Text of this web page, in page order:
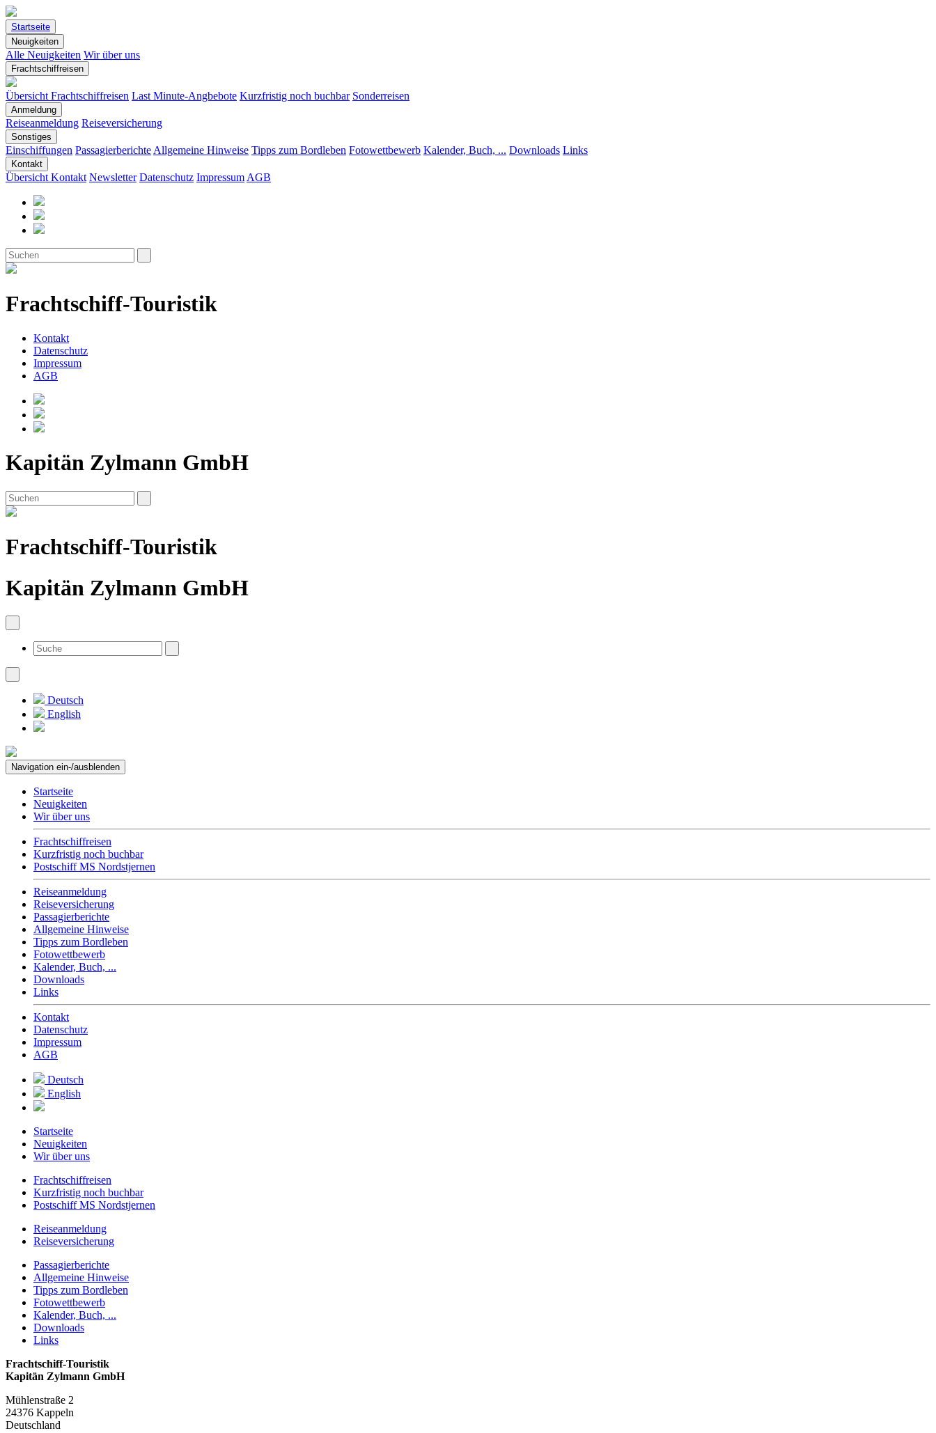
Startseite
Neuigkeiten
Alle Neuigkeiten Wir über uns
Frachtschiffreisen
Übersicht Frachtschiffreisen Last Minute-Angbebote Kurzfristig noch buchbar Sonderreisen
Anmeldung
Reiseanmeldung Reiseversicherung
Sonstiges
Einschiffungen Passagierberichte Allgemeine Hinweise Tipps zum Bordleben Fotowettbewerb Kalender, Buch, ... Downloads Links
Kontakt
Übersicht Kontakt Newsletter Datenschutz Impressum AGB
Frachtschiff-Touristik
Kontakt
Datenschutz
Impressum
AGB
Kapitän Zylmann GmbH
Frachtschiff-Touristik
Kapitän Zylmann GmbH
Deutsch
English
Navigation ein-/ausblenden
Startseite
Neuigkeiten
Wir über uns
Frachtschiffreisen
Kurzfristig noch buchbar
Postschiff MS Nordstjernen
Reiseanmeldung
Reiseversicherung
Passagierberichte
Allgemeine Hinweise
Tipps zum Bordleben
Fotowettbewerb
Kalender, Buch, ...
Downloads
Links
Kontakt
Datenschutz
Impressum
AGB
Deutsch
English
Startseite
Neuigkeiten
Wir über uns
Frachtschiffreisen
Kurzfristig noch buchbar
Postschiff MS Nordstjernen
Reiseanmeldung
Reiseversicherung
Passagierberichte
Allgemeine Hinweise
Tipps zum Bordleben
Fotowettbewerb
Kalender, Buch, ...
Downloads
Links
Frachtschiff-Touristik
Kapitän Zylmann GmbH
Mühlenstraße 2
24376 Kappeln
Deutschland